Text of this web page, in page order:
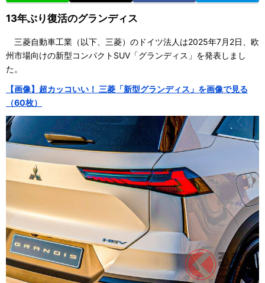
13年ぶり復活のグランディス
三菱自動車工業（以下、三菱）のドイツ法人は2025年7月2日、欧
州市場向けの新型コンパクトSUV「グランディス」を発表しまし
た。
【画像】超カッコいい！ 三菱「新型グランディス」を画像で見る
（60枚）